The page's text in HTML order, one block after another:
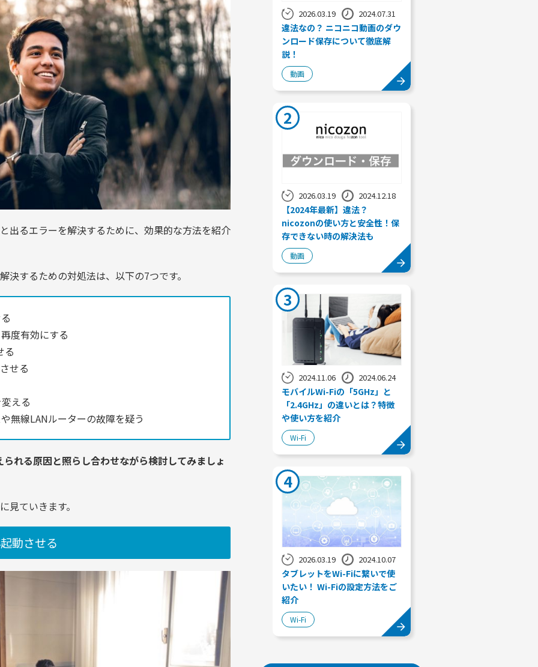
出るエラーを解決するために、効果的な方法を紹介
するための対処法は、以下の7つです。
度有効にする
る
せる
える
無線LANルーターの故障を疑う
れる原因と照らし合わせながら検討してみましょ
見ていきます。
動させる
2026.03.19 2024.07.31
違法なの？ ニコニコ動画のダウ
ンロード保存について徹底解
説！
動画
2026.03.19 2024.12.18
【2024年最新】違法？
nicozonの使い方と安全性！保
存できない時の解決法も
動画
2
2024.11.06 2024.06.24
モバイルWi-Fiの「5GHz」と
「2.4GHz」の違いとは？特徴
や使い方を紹介
Wi-Fi
3
2026.03.19 2024.10.07
タブレットをWi-Fiに繋いで使
いたい！ Wi-Fiの設定方法をご
紹介
Wi-Fi
4